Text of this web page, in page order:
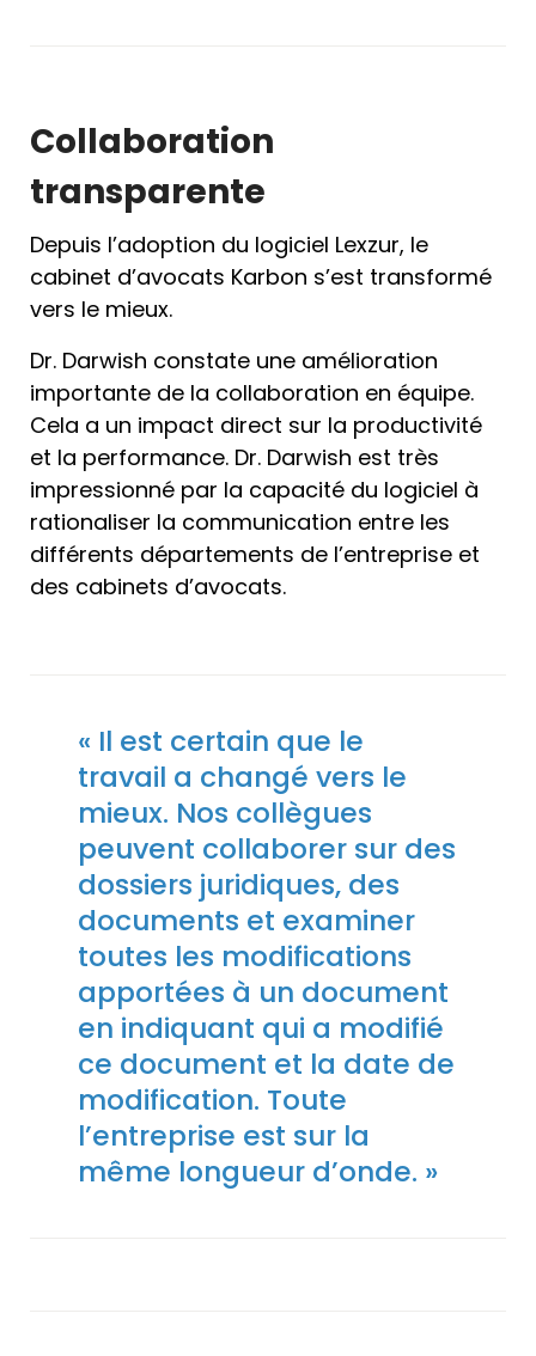
Collaboration
transparente
Depuis l’adoption du logiciel Lexzur, le
cabinet d’avocats Karbon s’est transformé
vers le mieux.
Dr. Darwish constate une amélioration
importante de la collaboration en équipe.
Cela a un impact direct sur la productivité
et la performance. Dr. Darwish est très
impressionné par la capacité du logiciel à
rationaliser la communication entre les
différents départements de l’entreprise et
des cabinets d’avocats.
« Il est certain que le
travail a changé vers le
mieux. Nos collègues
peuvent collaborer sur des
dossiers juridiques, des
documents et examiner
toutes les modifications
apportées à un document
en indiquant qui a modifié
ce document et la date de
modification. Toute
l’entreprise est sur la
même longueur d’onde. »